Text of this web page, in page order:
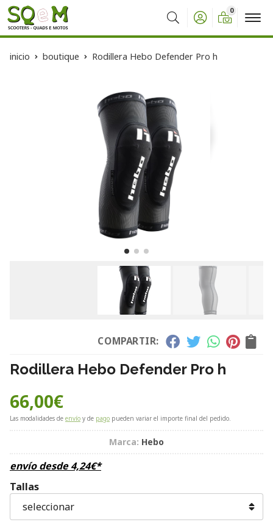
Buscar
0
inicio boutique Rodillera Hebo Defender Pro h
COMPARTIR:
Rodillera Hebo Defender Pro h
66,00€
Las modalidades de envío y de pago pueden variar el importe final del pedido.
Marca: Hebo
envío desde4,24€*
Tallas